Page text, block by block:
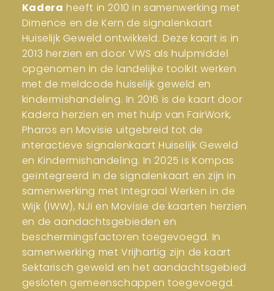
Kadera heeft in 2010 in samenwerking met
Dimence en de Kern de signalenkaart
Huiselijk Geweld ontwikkeld. Deze kaart is in
2013 herzien en door VWS als hulpmiddel
opgenomen in de landelijke toolkit werken
met de meldcode huiselijk geweld en
kindermishandeling. In 2016 is de kaart door
Kadera herzien en met hulp van FairWork,
Pharos en Movisie uitgebreid tot de
interactieve signalenkaart Huiselijk Geweld
en Kindermishandeling. In 2025 is Kompas
geïntegreerd in de signalenkaart en zijn in
samenwerking met Integraal Werken in de
Wijk (IWW), NJi en Movisie de kaarten herzien
en de aandachtsgebieden en
beschermingsfactoren toegevoegd. In
samenwerking met Vrijhartig zijn de kaart
Sektarisch geweld en het aandachtsgebied
gesloten gemeenschappen toegevoegd.